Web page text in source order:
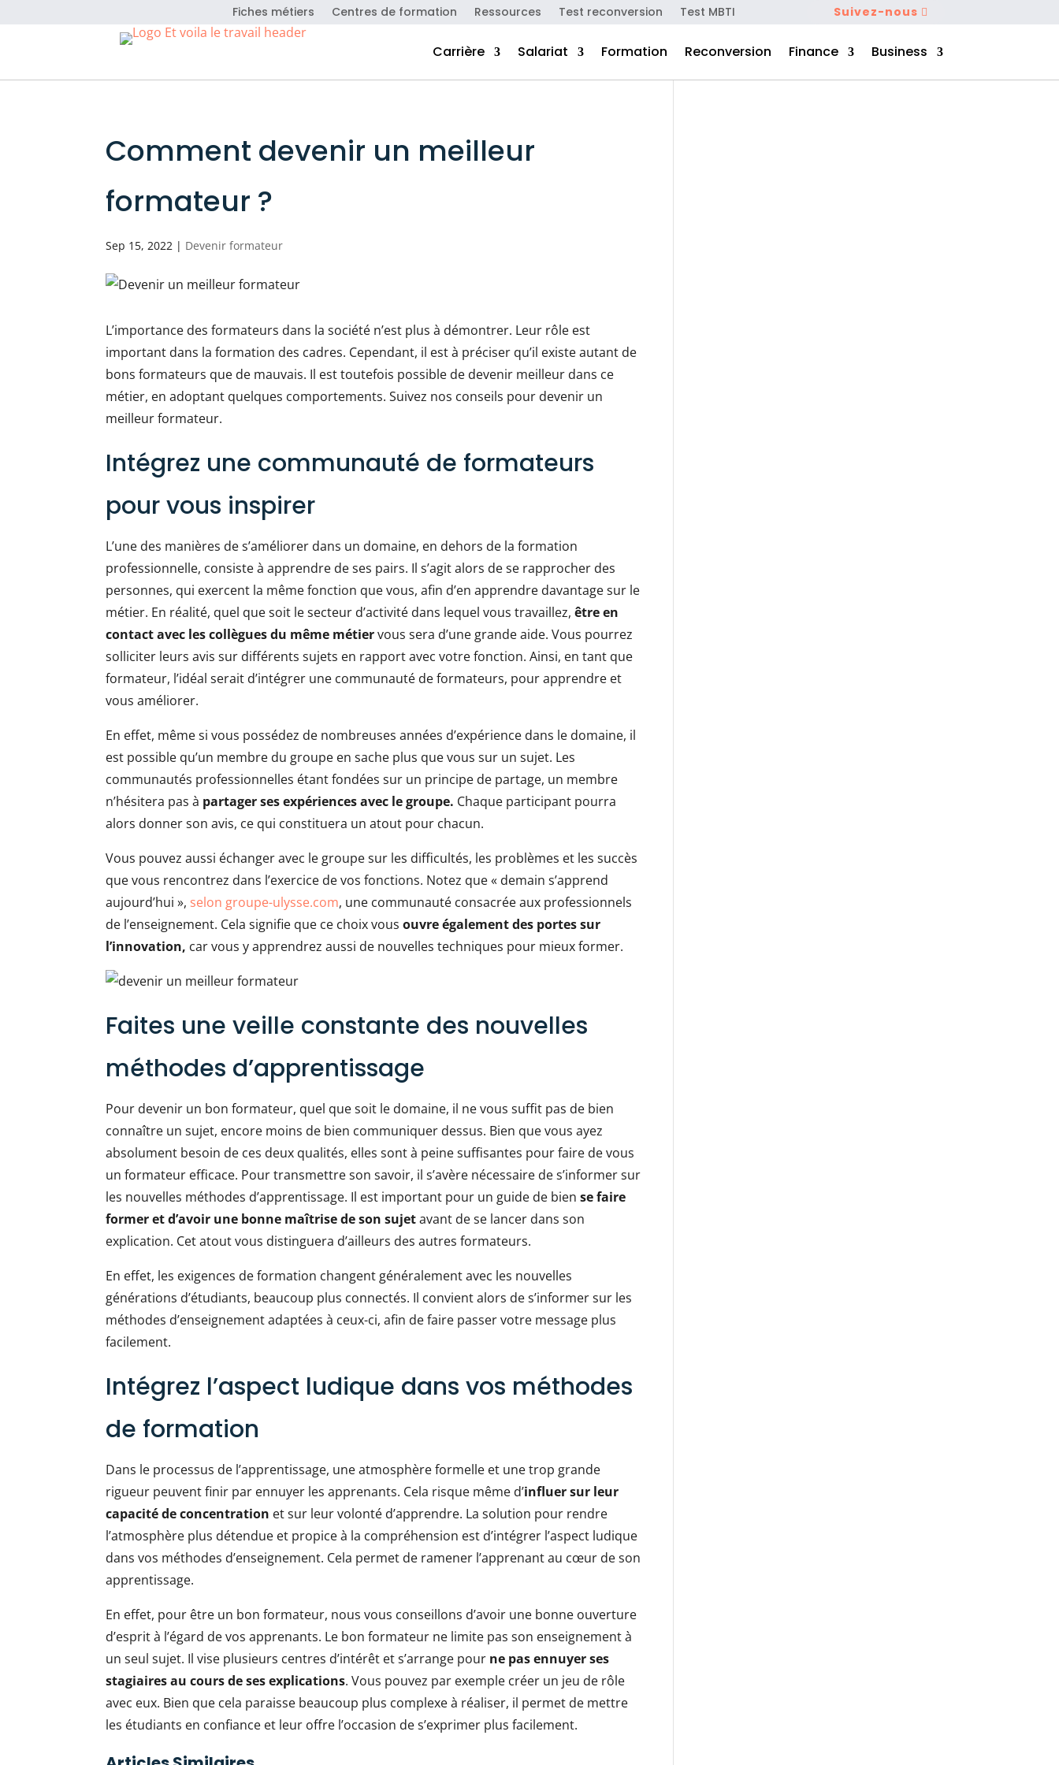
Fiches métiers Centres de formation Ressources Test reconversion Test MBTI Suivez-nous
Carrière Salariat Formation Reconversion Finance Business
Comment devenir un meilleur
formateur ?
Sep 15, 2022 | Devenir formateur
L’importance des formateurs dans la société n’est plus à démontrer. Leur rôle est
important dans la formation des cadres. Cependant, il est à préciser qu’il existe autant de
bons formateurs que de mauvais. Il est toutefois possible de devenir meilleur dans ce
métier, en adoptant quelques comportements. Suivez nos conseils pour devenir un
meilleur formateur.
Intégrez une communauté de formateurs
pour vous inspirer
L’une des manières de s’améliorer dans un domaine, en dehors de la formation
professionnelle, consiste à apprendre de ses pairs. Il s’agit alors de se rapprocher des
personnes, qui exercent la même fonction que vous, afin d’en apprendre davantage sur le
métier. En réalité, quel que soit le secteur d’activité dans lequel vous travaillez,être en
contact avec les collègues du même métiervous sera d’une grande aide. Vous pourrez
solliciter leurs avis sur différents sujets en rapport avec votre fonction. Ainsi, en tant que
formateur, l’idéal serait d’intégrer une communauté de formateurs, pour apprendre et
vous améliorer.
En effet, même si vous possédez de nombreuses années d’expérience dans le domaine, il
est possible qu’un membre du groupe en sache plus que vous sur un sujet. Les
communautés professionnelles étant fondées sur un principe de partage, un membre
n’hésitera pas à partager ses expériences avec le groupe. Chaque participant pourra
alors donner son avis, ce qui constituera un atout pour chacun.
Vous pouvez aussi échanger avec le groupe sur les difficultés, les problèmes et les succès
que vous rencontrez dans l’exercice de vos fonctions. Notez que « demain s’apprend
aujourd’hui », selon groupe-ulysse.com, une communauté consacrée aux professionnels
de l’enseignement. Cela signifie que ce choix vousouvre également des portes sur
l’innovation, car vous y apprendrez aussi de nouvelles techniques pour mieux former.
Faites une veille constante des nouvelles
méthodes d’apprentissage
Pour devenir un bon formateur, quel que soit le domaine, il ne vous suffit pas de bien
connaître un sujet, encore moins de bien communiquer dessus. Bien que vous ayez
absolument besoin de ces deux qualités, elles sont à peine suffisantes pour faire de vous
un formateur efficace. Pour transmettre son savoir, il s’avère nécessaire de s’informer sur
les nouvelles méthodes d’apprentissage. Il est important pour un guide de biense faire
former et d’avoir une bonne maîtrise de son sujetavant de se lancer dans son
explication. Cet atout vous distinguera d’ailleurs des autres formateurs.
En effet, les exigences de formation changent généralement avec les nouvelles
générations d’étudiants, beaucoup plus connectés. Il convient alors de s’informer sur les
méthodes d’enseignement adaptées à ceux-ci, afin de faire passer votre message plus
facilement.
Intégrez l’aspect ludique dans vos méthodes
de formation
Dans le processus de l’apprentissage, une atmosphère formelle et une trop grande
rigueur peuvent finir par ennuyer les apprenants. Cela risque même d’influer sur leur
capacité de concentration et sur leur volonté d’apprendre. La solution pour rendre
l’atmosphère plus détendue et propice à la compréhension est d’intégrer l’aspect ludique
dans vos méthodes d’enseignement. Cela permet de ramener l’apprenant au cœur de son
apprentissage.
En effet, pour être un bon formateur, nous vous conseillons d’avoir une bonne ouverture
d’esprit à l’égard de vos apprenants. Le bon formateur ne limite pas son enseignement à
un seul sujet. Il vise plusieurs centres d’intérêt et s’arrange pour ne pas ennuyer ses
stagiaires au cours de ses explications. Vous pouvez par exemple créer un jeu de rôle
avec eux. Bien que cela paraisse beaucoup plus complexe à réaliser, il permet de mettre
les étudiants en confiance et leur offre l’occasion de s’exprimer plus facilement.